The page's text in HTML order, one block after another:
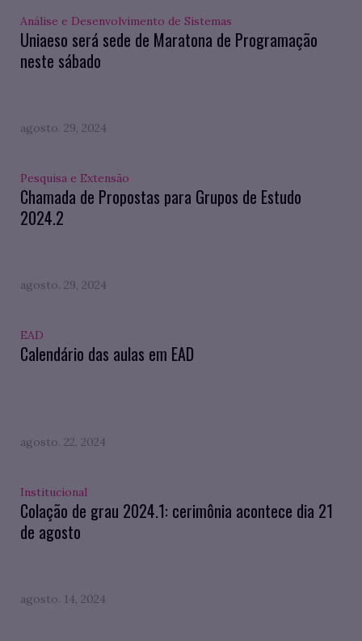
Análise e Desenvolvimento de Sistemas
Uniaeso será sede de Maratona de Programação
neste sábado
agosto. 29, 2024
Pesquisa e Extensão
Chamada de Propostas para Grupos de Estudo
2024.2
agosto. 29, 2024
EAD
Calendário das aulas em EAD
agosto. 22, 2024
Institucional
Colação de grau 2024.1: cerimônia acontece dia 21
de agosto
agosto. 14, 2024